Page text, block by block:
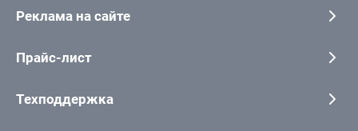
Реклама на сайте
Прайс-лист
Техподдержка